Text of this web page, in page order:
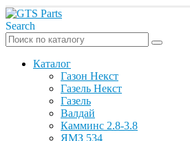
Search
Каталог
Газон Некст
Газель Некст
Газель
Валдай
Камминс 2.8-3.8
ЯМЗ 534